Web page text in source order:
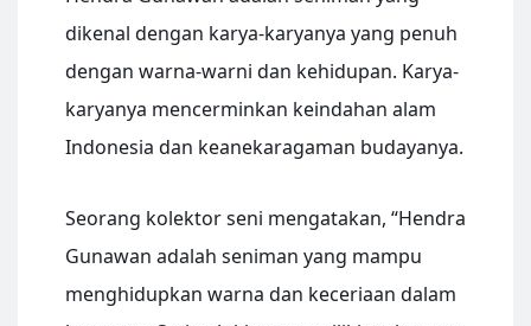
dikenal dengan karya-karyanya yang penuh
dengan warna-warni dan kehidupan. Karya-
karyanya mencerminkan keindahan alam
Indonesia dan keanekaragaman budayanya.
Seorang kolektor seni mengatakan, “Hendra
Gunawan adalah seniman yang mampu
menghidupkan warna dan keceriaan dalam